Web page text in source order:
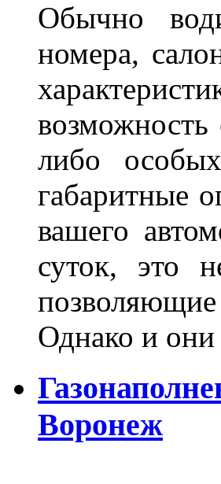
Обычно
номера,
либо
габаритные
вашего
суток, это
позволяющие
Однако и
Воронеж